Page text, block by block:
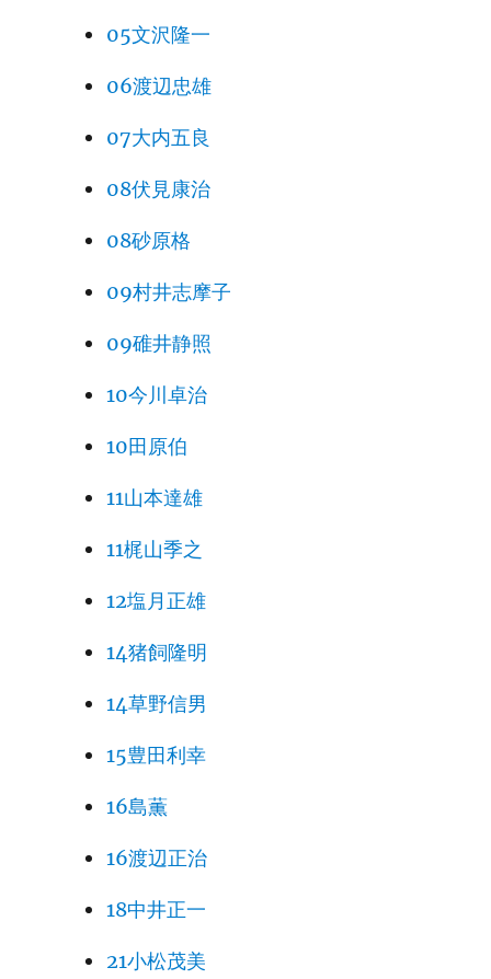
05文沢隆一
06渡辺忠雄
07大内五良
08伏見康治
08砂原格
09村井志摩子
09碓井静照
10今川卓治
10田原伯
11山本達雄
11梶山季之
12塩月正雄
14猪飼隆明
14草野信男
15豊田利幸
16島薫
16渡辺正治
18中井正一
21小松茂美